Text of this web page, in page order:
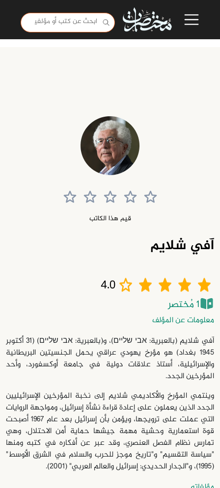
قيم هذا الكاتب
آفي شلايم
4.0
1 مُختصر
معلومات عن المؤلف
آفي شلايم (بالعبرية: אבי שליים‏)، و(بالعبرية: אבי שליים) (31 أكتوبر
1945 بغداد) هو مؤرخ يهودي عراقي يحمل الجنسيتين البريطانية
والإسرائيلية، أستاذ علاقات دولية في جامعة أوكسفورد، وأحد
المؤرخين الجدد.
وينتمي المؤرخ والأكاديمي شلايم إلى نخبة المؤرخين الإسرائيليين
الجدد الذين يعملون على إعادة قراءة نشأة إسرائيل، ومواجهة الروايات
التي عملت على ترويجها، ويؤمن بأن إسرائيل بعد عام 1967 أصبحت
قوة استعمارية وحشية مهمة جيشها حماية أمن الاحتلال، وهي
تمارس نظام الفصل العنصري، وقد عبر عن أفكاره في كتبه ومنها
"سياسة التقسيم" و"تاريخ موجز للحرب والسلام في الشرق الأوسط"
(1995)، و"الجدار الحديدي: إسرائيل والعالم العربي" (2001).